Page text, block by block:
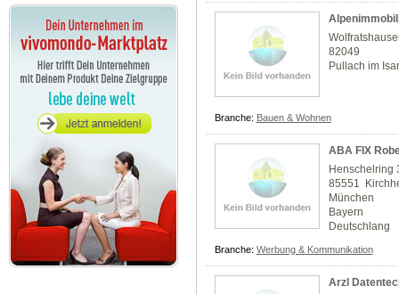
82049
Pullach im
Branche: Bauen & Wohnen
ABA FIX
Henschelring
85551
München
Bayern
Deutschlang
Branche: Werbung & Kommunikation
Arzl